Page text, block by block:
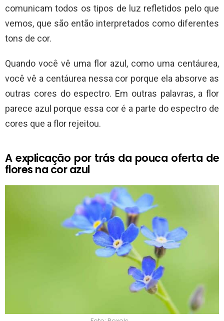
comunicam todos os tipos de luz refletidos pelo que
vemos, que são então interpretados como diferentes
tons de cor.
Quando você vê uma flor azul, como uma centáurea,
você vê a centáurea nessa cor porque ela absorve as
outras cores do espectro. Em outras palavras, a flor
parece azul porque essa cor é a parte do espectro de
cores que a flor rejeitou.
A explicação por trás da pouca oferta de
flores na cor azul